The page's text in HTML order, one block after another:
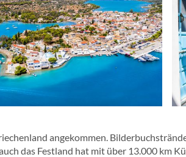
angekommen.
das Festland hat mit über 13.000 km